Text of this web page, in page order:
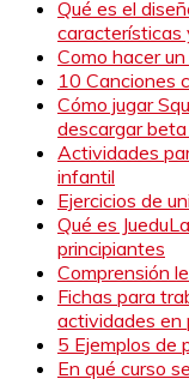
Qué es el
características
Como hacer
10 Canciones
Cómo jugar
descargar
Actividades
infantil
Ejercicios de
Qué es
principiantes
Comprensión
Fichas para
actividades en
5 Ejemplos de
En qué curso